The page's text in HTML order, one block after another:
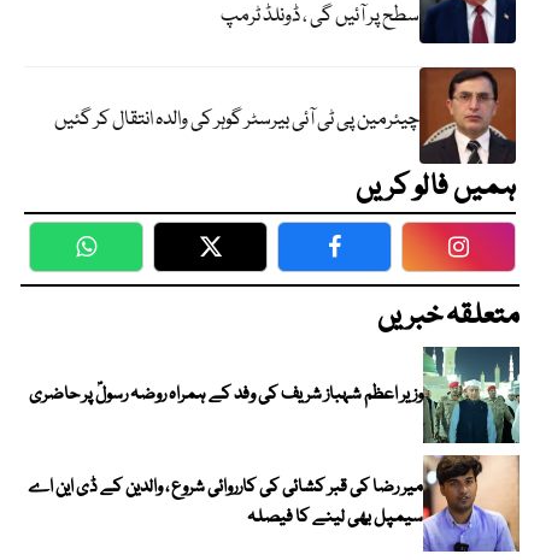
سطح پر آئیں گی ، ڈونلڈ ٹرمپ
چیئرمین پی ٹی آئی بیرسٹر گوہر کی والدہ انتقال کر گئیں
ہمیں فالو کریں
WhatsApp Twitter Facebook
متعلقہ خبریں
وزیر اعظم شہباز شریف کی وفد کے ہمراہ روضہ رسولؐ پر حاضری
میر رضا کی قبر کشائی کی کارروائی شروع ، والدین کے ڈی این اے
سیمپل بھی لینے کا فیصلہ